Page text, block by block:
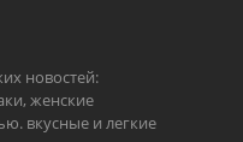
новостей:
женские
вкусные и легкие